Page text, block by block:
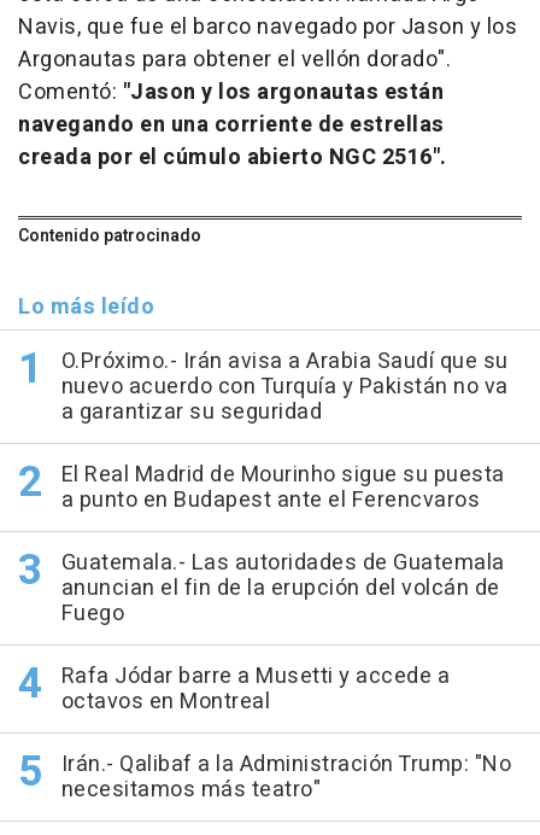
Navis, que fue el barco navegado por Jason y los
Argonautas para obtener el vellón dorado".
Comentó: "Jason y los argonautas están
navegando en una corriente de estrellas
creada por el cúmulo abierto NGC 2516".
Contenido patrocinado
Lo más leído
O.Próximo.- Irán avisa a Arabia Saudí que su
nuevo acuerdo con Turquía y Pakistán no va
a garantizar su seguridad
El Real Madrid de Mourinho sigue su puesta
a punto en Budapest ante el Ferencvaros
Guatemala.- Las autoridades de Guatemala
anuncian el fin de la erupción del volcán de
Fuego
Rafa Jódar barre a Musetti y accede a
octavos en Montreal
Irán.- Qalibaf a la Administración Trump: "No
necesitamos más teatro"